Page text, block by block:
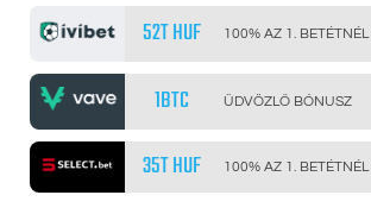
52T HUF 100% AZ 1. BETÉTNÉL
1BTC ÜDVÖZLŐ BÓNUSZ
35T HUF 100% AZ 1. BETÉTNÉL